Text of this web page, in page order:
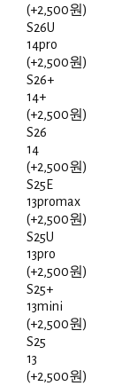
(+2,500원)
S26U
14pro
(+2,500원)
S26+
14+
(+2,500원)
S26
14
(+2,500원)
S25E
13promax
(+2,500원)
S25U
13pro
(+2,500원)
S25+
13mini
(+2,500원)
S25
13
(+2,500원)